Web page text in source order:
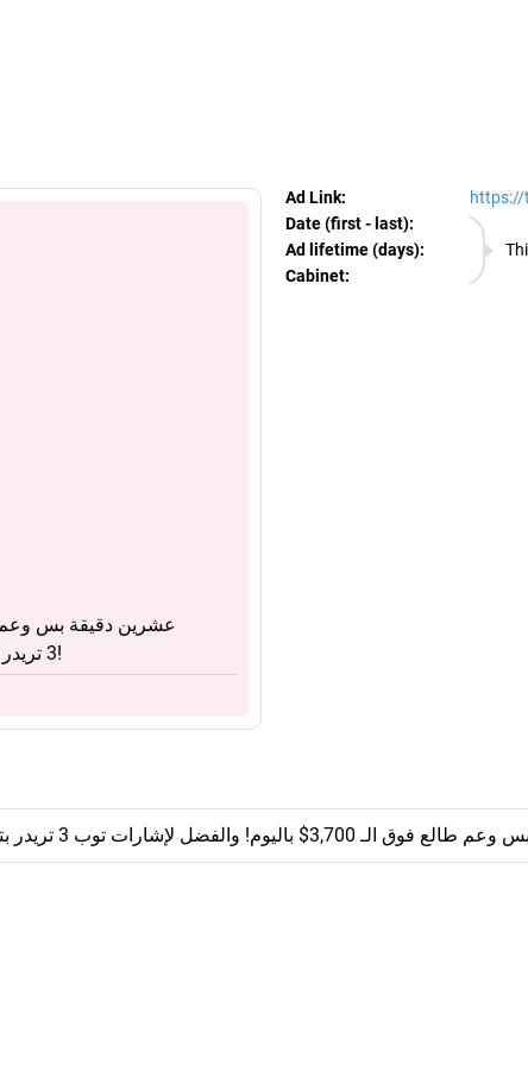
Ads Spy
3 تريدر بتصنيف فوربس، شغلي بس انسخ صفقاته! ❕فوت معنا!
Ad Link: https://
Date (first - last):
Ad lifetime (days):
Cabinet:
EURO